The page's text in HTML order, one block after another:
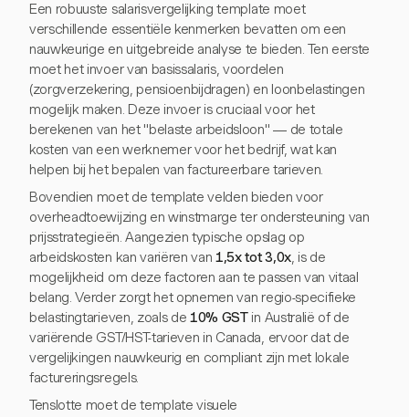
Een robuuste salarisvergelijking template moet
verschillende essentiële kenmerken bevatten om een
nauwkeurige en uitgebreide analyse te bieden. Ten eerste
moet het invoer van basissalaris, voordelen
(zorgverzekering, pensioenbijdragen) en loonbelastingen
mogelijk maken. Deze invoer is cruciaal voor het
berekenen van het "belaste arbeidsloon" — de totale
kosten van een werknemer voor het bedrijf, wat kan
helpen bij het bepalen van factureerbare tarieven.
Bovendien moet de template velden bieden voor
overheadtoewijzing en winstmarge ter ondersteuning van
prijsstrategieën. Aangezien typische opslag op
arbeidskosten kan variëren van1,5x tot 3,0x, is de
mogelijkheid om deze factoren aan te passen van vitaal
belang. Verder zorgt het opnemen van regio-specifieke
belastingtarieven, zoals de10% GSTin Australië of de
variërende GST/HST-tarieven in Canada, ervoor dat de
vergelijkingen nauwkeurig en compliant zijn met lokale
factureringsregels.
Tenslotte moet de template visuele